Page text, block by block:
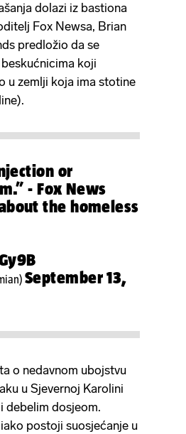
dolazi iz bastiona
Fox Newsa, Brian
predložio da se
koji
u zemlji koja ima stotine
or
- Fox News
the homeless
September 13,
o nedavnom ubojstvu
u Sjevernoj Karolini
debelim dosjeom.
postoji suosjećanje u